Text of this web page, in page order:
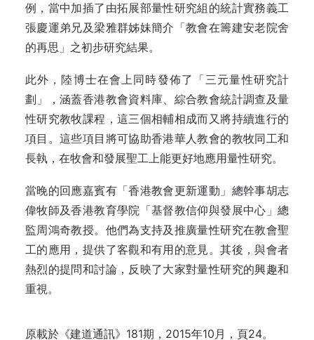
例，當中加插了由拓展部量性研究組的統計實務義工
張慶運弟兄及梁雅群姊妹簡介「教會在籌建安老院舍
的再思」之初步研究結果。
此外，陸博士在會上同時發佈了「三元量性研究計
劃」，涵蓋香港教會資料庫、綜合教會統計調查及量
性研究教牧課程，這三個相輔相成而又將持續進行的
項目。這些項目將可協助香港華人教會的教牧同工和
長執，在牧會和發展聖工上能更好地應用量性研究。
當晚的回應嘉賓有「香港教會更新運動」總幹事胡志
偉牧師及香港教育學院「基督教信仰與發展中心」總
監周鴻奇教授。他們為支持及推廣量性研究在教會聖
工的應用，提供了客觀和有用的意見。其後，與會者
熱烈的提問和討論，反映了大家對量性研究的興趣和
重視。
原載於《建道通訊》181期，2015年10月，頁24。